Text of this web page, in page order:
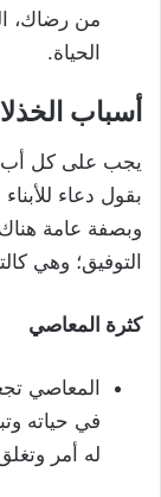
من رضاك،
الحياة.
أسباب
يجب على كل أب
بقول دعاء
وبصفة عامة
التوفيق؛ وهي
كثرة المعاصي
المعاصي
في حياته
له أمر